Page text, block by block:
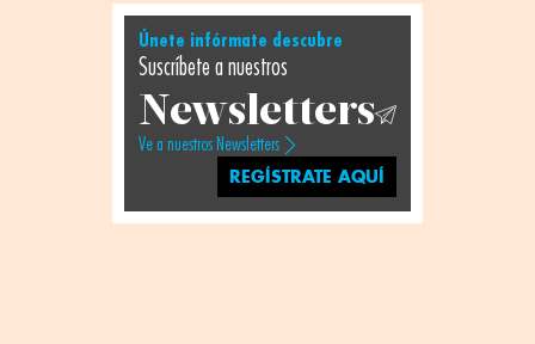
Únete infórmate descubre
Suscríbete a nuestros
Newsletters
Ve a nuestros Newsletters
REGÍSTRATE AQUÍ